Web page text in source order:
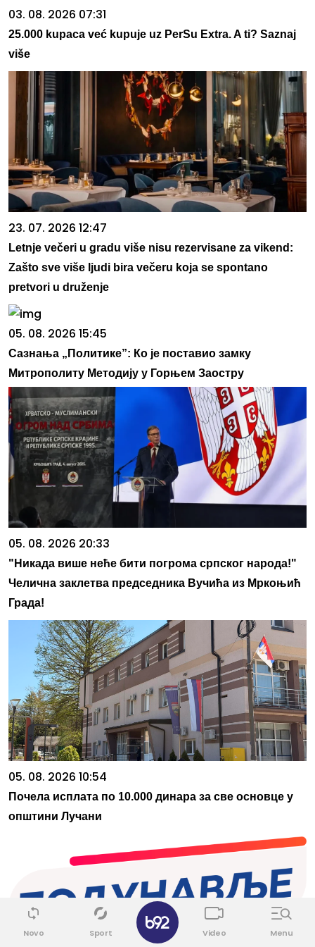
03. 08. 2026 07:31
25.000 kupaca već kupuje uz PerSu Extra. A ti? Saznaj
više
23. 07. 2026 12:47
Letnje večeri u gradu više nisu rezervisane za vikend:
Zašto sve više ljudi bira večeru koja se spontano
pretvori u druženje
05. 08. 2026 15:45
Сазнања „Политике”: Ко је поставио замку
Митрополиту Методију у Горњем Заостру
05. 08. 2026 20:33
"Никада више неће бити погрома српског народа!"
Челична заклетва председника Вучића из Мркоњић
Града!
05. 08. 2026 10:54
Почела исплата по 10.000 динара за све основце у
општини Лучани
Novo Sport Video Menu
✕